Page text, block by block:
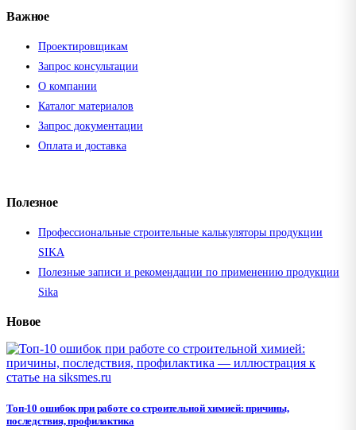
Важное
Проектировщикам
Запрос консультации
О компании
Каталог материалов
Запрос документации
Оплата и доставка
Полезное
Профессиональные строительные калькуляторы продукции
SIKA
Полезные записи и рекомендации по применению продукции
Sika
Новое
Топ-10 ошибок при работе со строительной химией: причины,
последствия, профилактика